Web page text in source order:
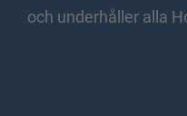
och underhåller alla